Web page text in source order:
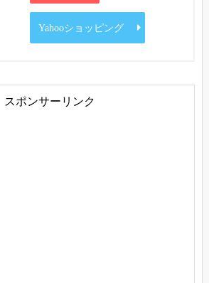
Yahooショッピング
スポンサーリンク